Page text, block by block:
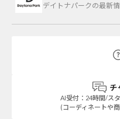
デイトナパークの最新
チ
AI受付：24時間/ス
(コーディネートや